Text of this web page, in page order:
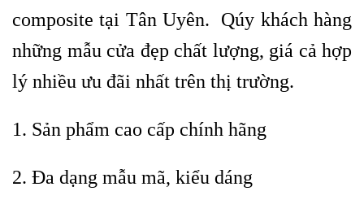
composite tại Tân Uyên. Qúy khách hàng
những mẫu cửa đẹp chất lượng, giá cả hợp
lý nhiều ưu đãi nhất trên thị trường.
1. Sản phẩm cao cấp chính hãng
2. Đa dạng mẫu mã, kiểu dáng